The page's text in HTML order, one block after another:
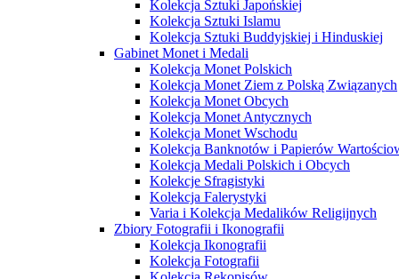
Kolekcja Sztuki Japońskiej
Kolekcja Sztuki Islamu
Kolekcja Sztuki Buddyjskiej i Hinduskiej
Gabinet Monet i Medali
Kolekcja Monet Polskich
Kolekcja Monet Ziem z Polską Związanych
Kolekcja Monet Obcych
Kolekcja Monet Antycznych
Kolekcja Monet Wschodu
Kolekcja Banknotów i Papierów
Kolekcja Medali Polskich i Obcych
Kolekcje Sfragistyki
Kolekcja Falerystyki
Varia i Kolekcja Medalików Religijnych
Zbiory Fotografii i Ikonografii
Kolekcja Ikonografii
Kolekcja Fotografii